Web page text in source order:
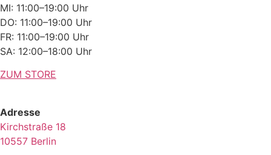
MI: 11:00–19:00 Uhr
DO: 11:00–19:00 Uhr
FR: 11:00–19:00 Uhr
SA: 12:00–18:00 Uhr
ZUM STORE
Adresse
Kirchstraße 18
10557 Berlin